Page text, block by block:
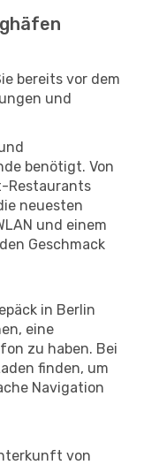
bereits vor dem
und
benötigt. Von
Restaurants
neuesten
und einem
Geschmack
in Berlin
eine
zu haben. Bei
finden, um
Navigation
von